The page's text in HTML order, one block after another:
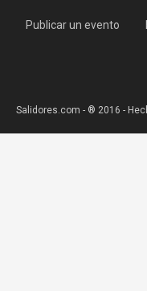
Publicar un evento
Salidores.com - ® 2016 -